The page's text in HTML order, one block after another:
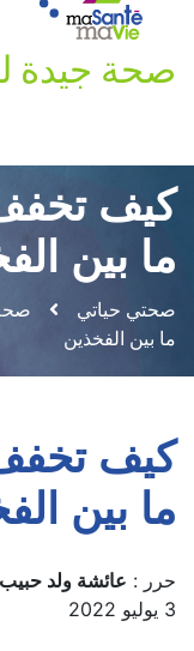
جيدة
تخفف من
صحة المرأة
الفخذين
تخفف من
عائشة ولد حبيب| صحفية